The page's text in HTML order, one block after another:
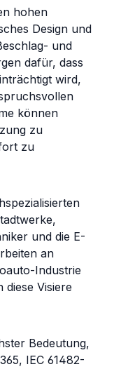
hohen
Design und
und
dafür, dass
wird,
können
zu
zu
und die E-
an
Industrie
diese Visiere
Bedeutung,
IEC 61482-